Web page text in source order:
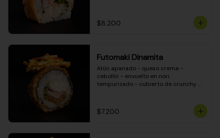
$8.200
Futomaki Dinamita
Atún apanado - queso crema -
cebollín - envuelto en nori
tempurizado - cubierto de crunchy
$7.200